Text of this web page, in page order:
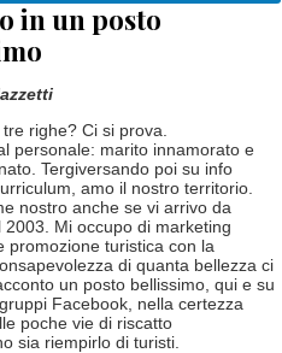
in un posto
righe? Ci si prova.
personale: marito innamorato e
Tergiversando poi su info
amo il nostro territorio.
nostro anche se vi arrivo da
2003. Mi occupo di marketing
promozione turistica con la
di quanta bellezza ci
un posto bellissimo, qui e su
Facebook, nella certezza
poche vie di riscatto
sia riempirlo di turisti.